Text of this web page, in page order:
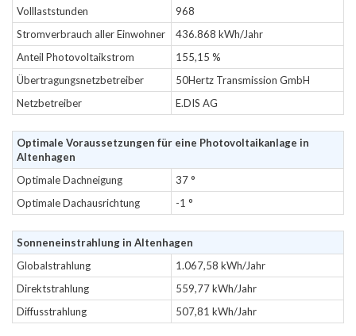
Volllaststunden
968
Stromverbrauch aller Einwohner
436.868 kWh/Jahr
Anteil Photovoltaikstrom
155,15 %
Übertragungsnetzbetreiber
50Hertz Transmission GmbH
Netzbetreiber
E.DIS AG
Optimale Voraussetzungen für eine Photovoltaikanlage in
Altenhagen
Optimale Dachneigung
37 °
Optimale Dachausrichtung
-1 °
Sonneneinstrahlung in Altenhagen
Globalstrahlung
1.067,58 kWh/Jahr
Direktstrahlung
559,77 kWh/Jahr
Diffusstrahlung
507,81 kWh/Jahr